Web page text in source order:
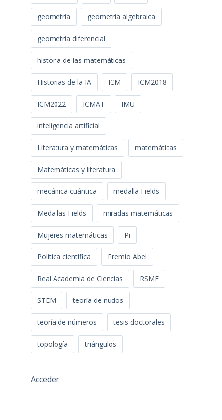
geometría geometría algebraica
geometría diferencial
historia de las matemáticas
Historias de la IA ICM ICM2018
ICM2022 ICMAT IMU
inteligencia artificial
Literatura y matemáticas matemáticas
Matemáticas y literatura
mecánica cuántica medalla Fields
Medallas Fields miradas matemáticas
Mujeres matemáticas Pi
Política científica Premio Abel
Real Academia de Ciencias RSME
STEM teoría de nudos
teoría de números tesis doctorales
topología triángulos
Acceder